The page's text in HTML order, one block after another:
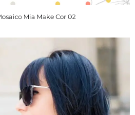
Mia Make Cor 02